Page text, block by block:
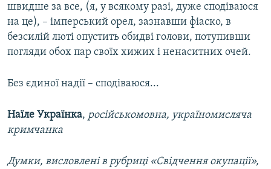
швидше за все, (я, у всякому разі, дуже сподіваюся
на це), – імперський орел, зазнавши фіаско, в
безсилій люті опустить обидві голови, потупивши
погляди обох пар своїх хижих і ненаситних очей.
Без єдиної надії – сподіваюся...
Наїле Українка, російськомовна, україномисляча
кримчанка
Думки, висловлені в рубриці «Свідчення окупації»,